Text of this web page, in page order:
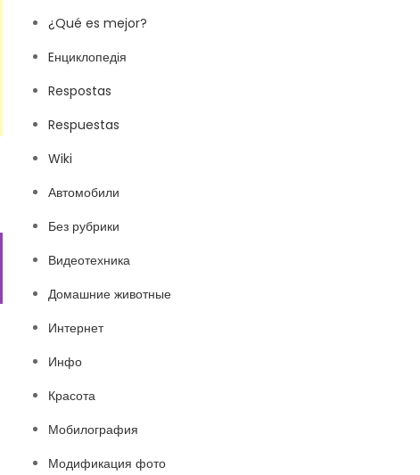
¿Qué es mejor?
Eнциклопедія
Respostas
Respuestas
Wiki
Автомобили
Без рубрики
Видеотехника
Домашние животные
Интернет
Инфо
Красота
Мобилография
Модификация фото